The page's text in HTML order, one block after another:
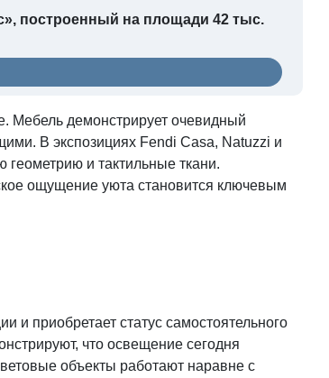
построенный на площади 42 тыс.
Мебель демонстрирует очевидный
В экспозициях Fendi Casa, Natuzzi и
геометрию и тактильные ткани.
ощущение уюта становится ключевым
и приобретает статус самостоятельного
что освещение сегодня
объекты работают наравне с